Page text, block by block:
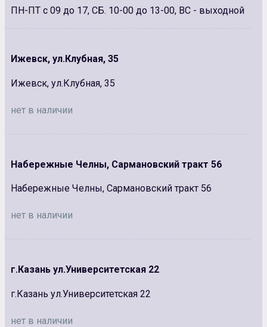
ПН-ПТ с 09 до 17, СБ. 10-00 до 13-00, ВС - выходной
Ижевск, ул.Клубная, 35
Ижевск, ул.Клубная, 35
нет в наличии
Набережные Челны, Сармановский тракт 56
Набережные Челны, Сармановский тракт 56
нет в наличии
г.Казань ул.Университетская 22
г.Казань ул.Университетская 22
нет в наличии